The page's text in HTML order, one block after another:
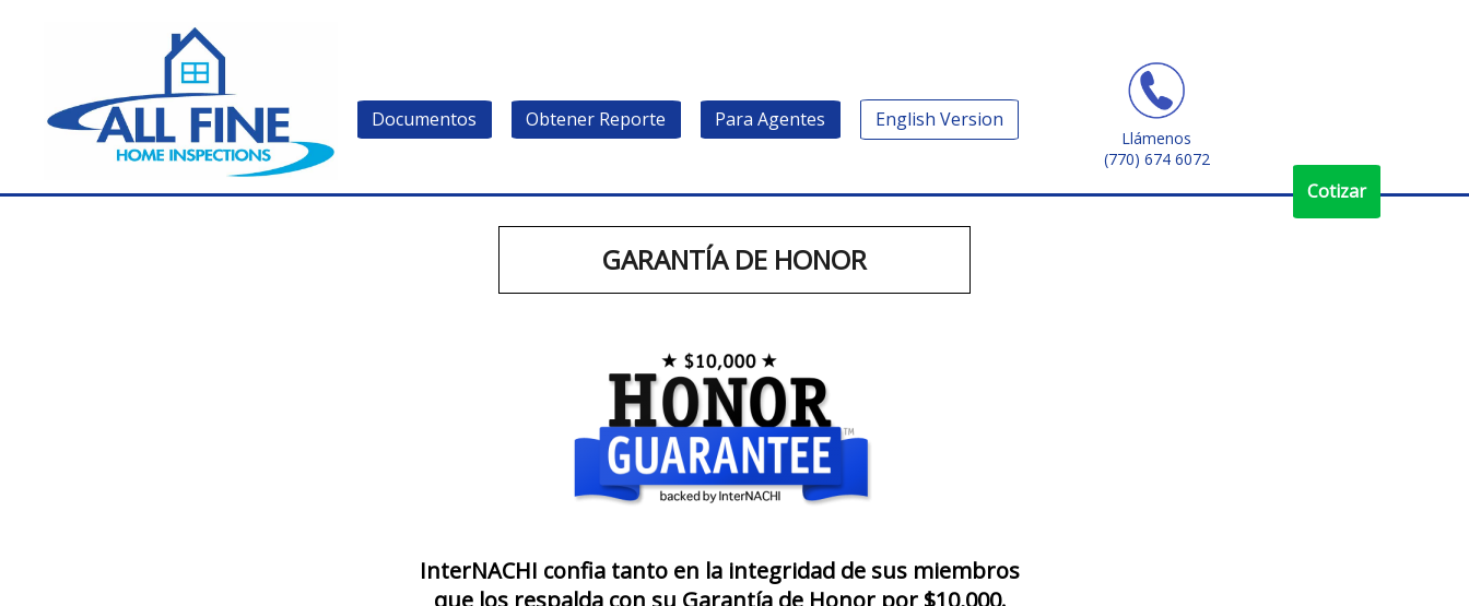
Documentos Obtener Reporte Para Agentes English Version
Cotizar
Llámenos
(770) 674 6072
GARANTÍA DE HONOR
InterNACHI confia tanto en la integridad de sus miembros